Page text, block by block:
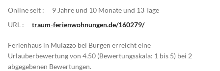
Online seit :
9 Jahre und 10 Monate und 13 Tage
URL :
traum-ferienwohnungen.de/160279/
Ferienhaus in Mulazzo bei Burgen erreicht eine
Urlauberbewertung von 4.50 (Bewertungsskala: 1 bis 5) bei 2
abgegebenen Bewertungen.